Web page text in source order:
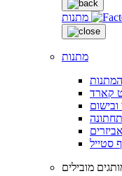
מתנות
מתנות
קארד
ובישום
סטייל
מובילים